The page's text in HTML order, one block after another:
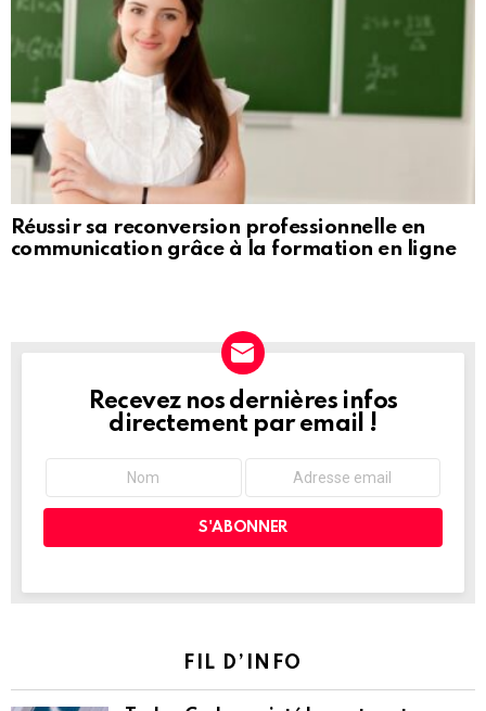
Réussir sa reconversion professionnelle en
communication grâce à la formation en ligne
NEWSLETTER
Recevez nos dernières infos
directement par email !
FIL D’INFO